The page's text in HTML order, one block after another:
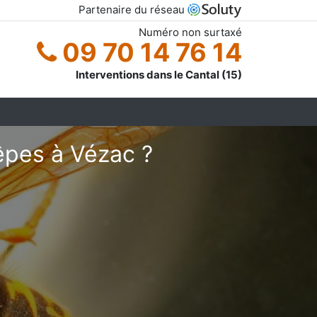
Partenaire du réseau
Numéro non surtaxé
09 70 14 76 14
Interventions dans le Cantal (15)
à Vézac ?